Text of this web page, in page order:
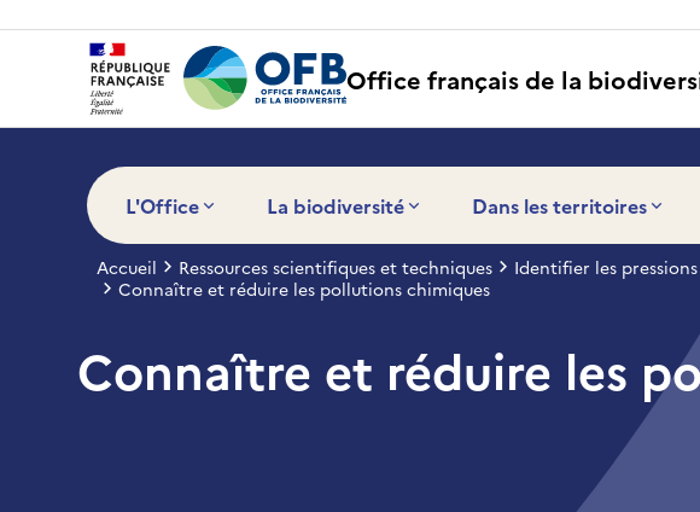
Office français de la
L'Office La biodiversité Dans les territoires
Accueil Ressources scientifiques et techniques Identifier les
Connaître et réduire les pollutions chimiques
Connaître et réduire les